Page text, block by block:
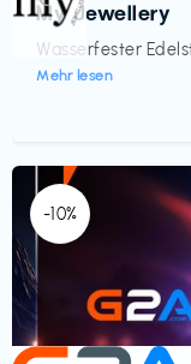
My Jewellery
Wasserfester
Mehr lesen
-10%